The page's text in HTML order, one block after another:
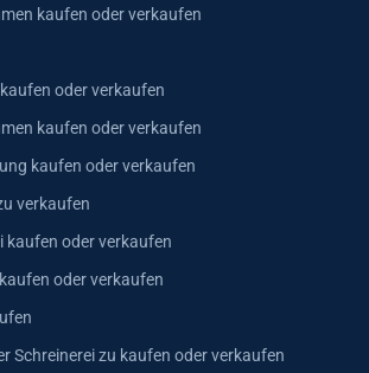
kaufen oder verkaufen
oder verkaufen
kaufen oder verkaufen
kaufen oder verkaufen
verkaufen
kaufen oder verkaufen
oder verkaufen
Schreinerei zu kaufen oder verkaufen